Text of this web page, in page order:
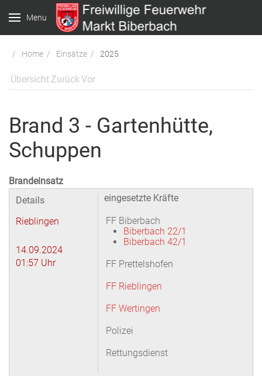
Menu
Home Einsätze 2025
Übersicht ZurückVor
Brand 3 - Gartenhütte,
Schuppen
Brandeinsatz
Details
Rieblingen
14.09.2024
01:57 Uhr
eingesetzte Kräfte
FF Biberbach
Biberbach 22/1
Biberbach 42/1
FF Prettelshofen
FF Rieblingen
FF Wertingen
Polizei
Rettungsdienst